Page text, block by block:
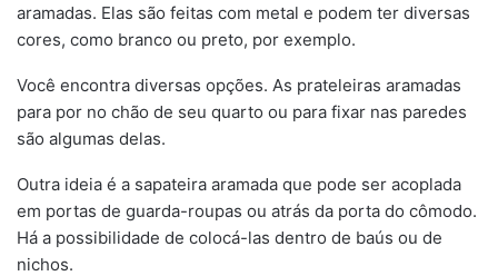
aramadas. Elas são feitas com metal e podem ter diversas
cores, como branco ou preto, por exemplo.
Você encontra diversas opções. As prateleiras aramadas
para por no chão de seu quarto ou para fixar nas paredes
são algumas delas.
Outra ideia é a sapateira aramada que pode ser acoplada
em portas de guarda-roupas ou atrás da porta do cômodo.
Há a possibilidade de colocá-las dentro de baús ou de
nichos.